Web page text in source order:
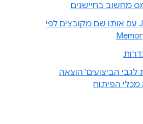
מחשוב בחיישנים
אובייקטים של JS עם אותו שם מקובצים לפי
לגבי הביצועים' הוצאה
הפיתוח